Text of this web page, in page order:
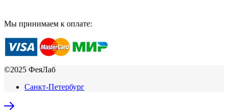
Мы принимаем к оплате:
©2025 ФеяЛаб
Санкт-Петербург